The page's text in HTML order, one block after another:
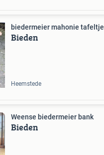
biedermeier mahonie tafeltje
Bieden
Heemstede
Weense biedermeier bank
Bieden